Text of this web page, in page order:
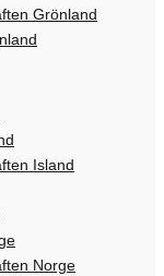
Grönland
Island
Norge